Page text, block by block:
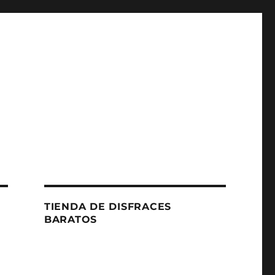
TIENDA DE DISFRACES
BARATOS